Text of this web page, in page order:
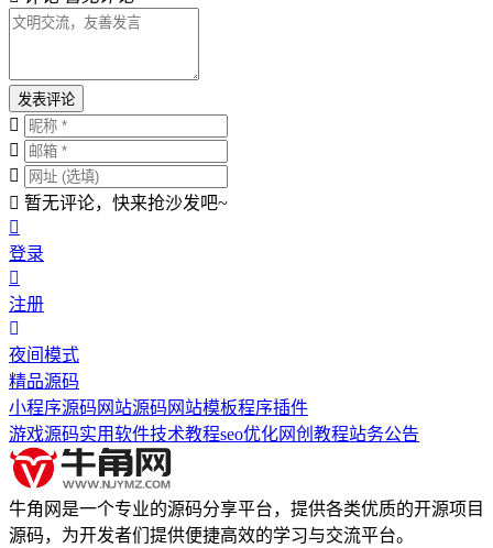
发表评论
暂无评论，快来抢沙发吧~
登录
注册
夜间模式
精品源码
小程序源码 网站源码 网站模板程序插件
游戏源码实用软件技术教程seo优化网创教程站务公告
牛角网是一个专业的源码分享平台，提供各类优质的开源项目
源码，为开发者们提供便捷高效的学习与交流平台。